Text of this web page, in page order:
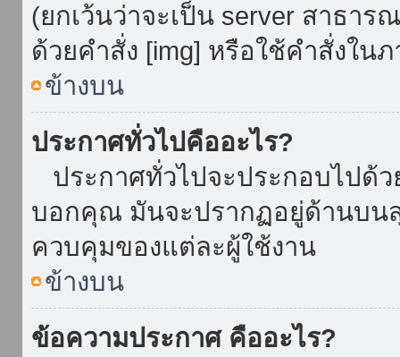
(ยกเว้นว่าจะเป็น server สาธาร
ด้วยคำสั่ง [img] หรือใช้คำสั่งใ
ข้างบน
ประกาศทั่วไปคืออะไร?
ประกาศทั่วไปจะประกอบไปด้
บอกคุณ มันจะปรากฏอยู่ด้านบน
ควบคุมของแต่ละผู้ใช้งาน
ข้างบน
ข้อความประกาศ คืออะไร?